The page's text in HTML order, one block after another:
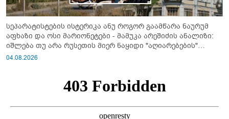
სეპარატისტების ისტერიკა ანუ როგორ გაამწარა ნაურუმ
აფხაზი და ოსი მარიონეტები - მამუკა არეშიძის ანალიზი:
იშლება თუ არა რუსეთის მიერ ნაყიდი "აღიარებების"
სისტემა?!
04.08.2026